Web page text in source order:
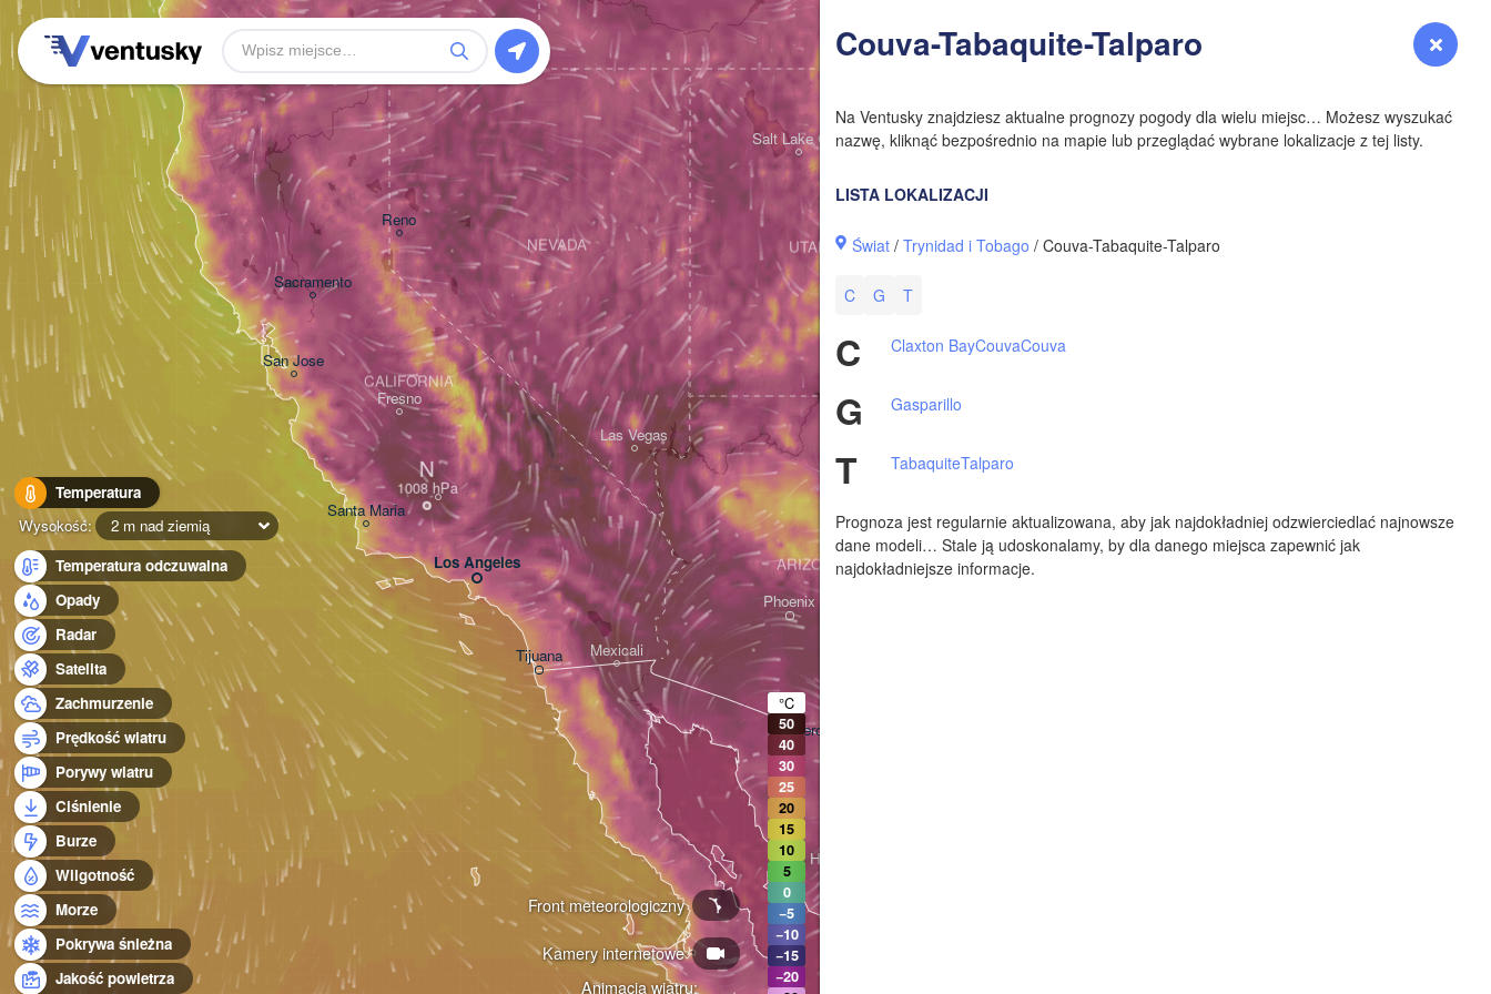
Zaloguj się Premium Prognoza
Couva-Tabaquite-Talparo
Na Ventusky znajdziesz aktualne prognozy pogody dla wielu miejsc… Możesz wyszukać
nazwę, kliknąć bezpośrednio na mapie lub przeglądać wybrane lokalizacje z tej listy.
LISTA LOKALIZACJI
Świat /Trynidad i Tobago / Couva-Tabaquite-Talparo
C G T
C Claxton BayCouvaCouva
G Gasparillo
T TabaquiteTalparo
Prognoza jest regularnie aktualizowana, aby jak najdokładniej odzwierciedlać najnowsze
dane modeli… Stale ją udoskonalamy, by dla danego miejsca zapewnić jak
najdokładniejsze informacje.
Temperatura
Wysokość:
2 m nad ziemią
Temperatura odczuwalna
Opady
Radar
Satelita
Zachmurzenie
Prędkość wiatru
Porywy wiatru
Ciśnienie
Burze
Wilgotność
Morze
Pokrywa śnieżna
Jakość powietrza
Animacja wiatru:
Kamery internetowe
Front meteorologiczny
Los Angeles
Tijuana
San Jose
Las Vegas
Mexicali
Fresno
Reno
Santa Maria
Sacramento
CALIFORNIA
NEVADA
Phoenix
Salt Lake City
NEW MEXICO
ARIZONA
UTAH
Hermosillo
Heroica Nogales
N
°C
50
40
30
25
20
15
10
5
0
−5
−10
−15
−20